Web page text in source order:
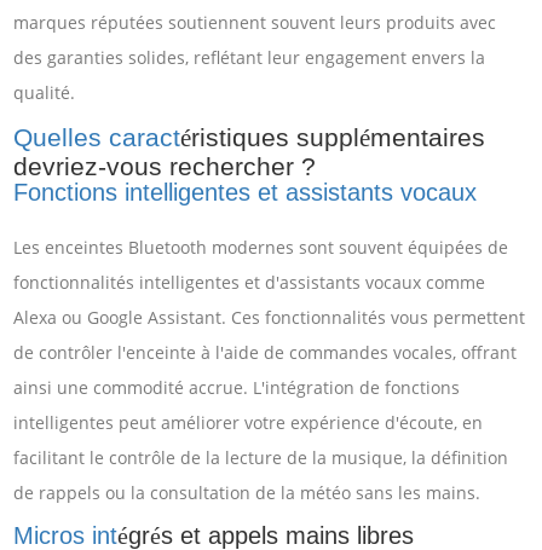
marques réputées soutiennent souvent leurs produits avec
des garanties solides, reflétant leur engagement envers la
qualité.
Quelles caractéristiques supplémentaires
devriez-vous rechercher ?
Fonctions intelligentes et assistants vocaux
Les enceintes Bluetooth modernes sont souvent équipées de
fonctionnalités intelligentes et d'assistants vocaux comme
Alexa ou Google Assistant. Ces fonctionnalités vous permettent
de contrôler l'enceinte à l'aide de commandes vocales, offrant
ainsi une commodité accrue. L'intégration de fonctions
intelligentes peut améliorer votre expérience d'écoute, en
facilitant le contrôle de la lecture de la musique, la définition
de rappels ou la consultation de la météo sans les mains.
Micros intégrés et appels mains libres